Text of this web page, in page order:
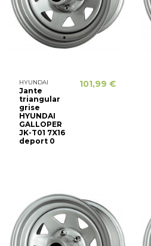
HYUNDAI
Jante
triangular
grise
HYUNDAI
GALLOPER
JK-T01 7X16
deport 0
101,99 €